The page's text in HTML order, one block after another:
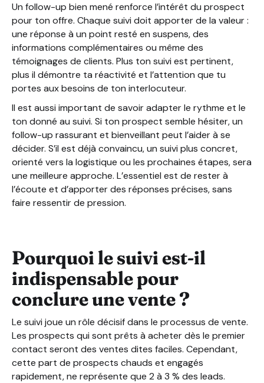
Un follow-up bien mené renforce l’intérêt du prospect
pour ton offre. Chaque suivi doit apporter de la valeur :
une réponse à un point resté en suspens, des
informations complémentaires ou même des
témoignages de clients. Plus ton suivi est pertinent,
plus il démontre ta réactivité et l’attention que tu
portes aux besoins de ton interlocuteur.
Il est aussi important de savoir adapter le rythme et le
ton donné au suivi. Si ton prospect semble hésiter, un
follow-up rassurant et bienveillant peut l’aider à se
décider. S’il est déjà convaincu, un suivi plus concret,
orienté vers la logistique ou les prochaines étapes, sera
une meilleure approche. L’essentiel est de rester à
l’écoute et d’apporter des réponses précises, sans
faire ressentir de pression.
Pourquoi le suivi est-il
indispensable pour
conclure une vente ?
Le suivi joue un rôle décisif dans le processus de vente.
Les prospects qui sont prêts à acheter dès le premier
contact seront des ventes dites faciles. Cependant,
cette part de prospects chauds et engagés
rapidement, ne représente que 2 à 3 % des leads.